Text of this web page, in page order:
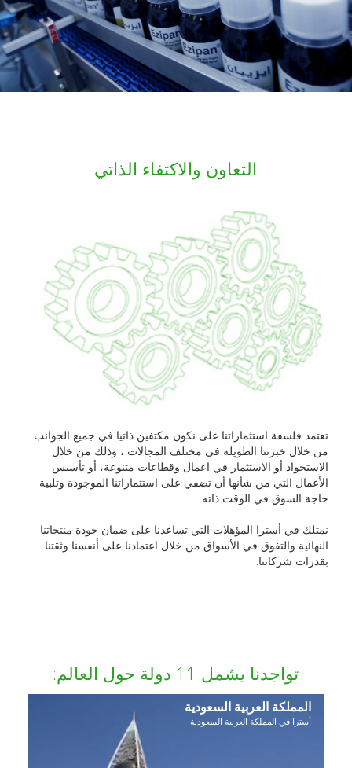
التعاون والاكتفاء الذاتي
تعتمد فلسفة استثماراتنا على نكون مكتفين ذاتيا في جميع الجوانب
من خلال خبرتنا الطويلة في مختلف المجالات ، وذلك من خلال
الاستحواذ أو الاستثمار في اعمال وقطاعات متنوعة، أو تأسيس
الأعمال التي من شأنها أن تضفي على استثماراتنا الموجودة وتلبية
حاجة السوق في الوقت ذاته.
نمتلك في أسترا المؤهلات التي تساعدنا على ضمان جودة منتجاتنا
النهائية والتفوق في الأسواق من خلال اعتمادنا على أنفسنا وثقتنا
بقدرات شركاتنا.
تواجدنا يشمل 11 دولة حول العالم:
المملكة العربية السعودية
أسترا في المملكة العربية السعودية